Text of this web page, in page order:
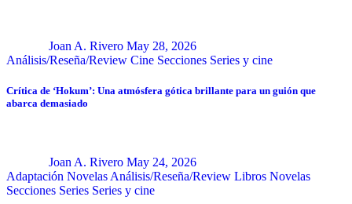
Joan A. Rivero May 28, 2026
Análisis/Reseña/Review Cine Secciones Series y cine
Crítica de ‘Hokum’: Una atmósfera gótica brillante para un guión que
abarca demasiado
Joan A. Rivero May 24, 2026
Adaptación Novelas Análisis/Reseña/Review Libros Novelas
Secciones Series Series y cine